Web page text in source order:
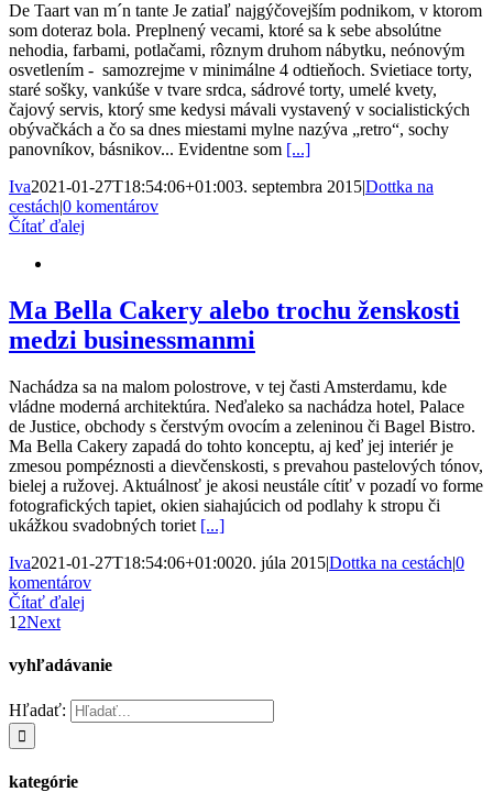
De Taart van m´n tante Je zatiaľ najgýčovejším podnikom, v ktorom
som doteraz bola. Preplnený vecami, ktoré sa k sebe absolútne
nehodia, farbami, potlačami, rôznym druhom nábytku, neónovým
osvetlením - samozrejme v minimálne 4 odtieňoch. Svietiace torty,
staré sošky, vankúše v tvare srdca, sádrové torty, umelé kvety,
čajový servis, ktorý sme kedysi mávali vystavený v socialistických
obývačkách a čo sa dnes miestami mylne nazýva „retro“, sochy
panovníkov, básnikov... Evidentne som [...]
Iva2021-01-27T18:54:06+01:003. septembra 2015|Dottka na
cestách|0 komentárov
Čítať ďalej
Ma Bella Cakery alebo trochu ženskosti
medzi businessmanmi
Nachádza sa na malom polostrove, v tej časti Amsterdamu, kde
vládne moderná architektúra. Neďaleko sa nachádza hotel, Palace
de Justice, obchody s čerstvým ovocím a zeleninou či Bagel Bistro.
Ma Bella Cakery zapadá do tohto konceptu, aj keď jej interiér je
zmesou pompéznosti a dievčenskosti, s prevahou pastelových tónov,
bielej a ružovej. Aktuálnosť je akosi neustále cítiť v pozadí vo forme
fotografických tapiet, okien siahajúcich od podlahy k stropu či
ukážkou svadobných toriet [...]
Iva2021-01-27T18:54:06+01:0020. júla 2015|Dottka na cestách|0
komentárov
Čítať ďalej
1 2Next
vyhľadávanie
Hľadať:
kategórie